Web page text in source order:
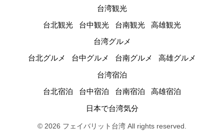
台湾観光
台北観光 台中観光 台南観光 高雄観光
台湾グルメ
台北グルメ 台中グルメ 台南グルメ 高雄グルメ
台湾宿泊
台北宿泊 台中宿泊 台南宿泊 高雄宿泊
日本で台湾気分
© 2026 フェイバリット台湾 All rights reserved.